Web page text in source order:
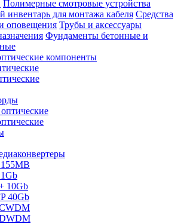
Полимерные смотровые устройства
инвентарь для монтажа кабеля Средства
оповещения Трубы и аксессуары
Фундаменты бетонные и
компоненты
10Gb
40Gb